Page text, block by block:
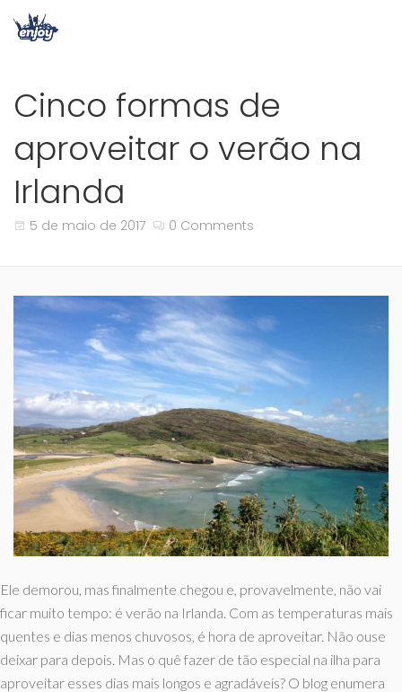
Cinco formas de
aproveitar o verão na
Irlanda
5 de maio de 2017 0 Comments
Ele demorou, mas finalmente chegou e, provavelmente, não vai
ficar muito tempo: é verão na Irlanda. Com as temperaturas mais
quentes e dias menos chuvosos, é hora de aproveitar. Não ouse
deixar para depois. Mas o quê fazer de tão especial na ilha para
aproveitar esses dias mais longos e agradáveis? O blog enumera